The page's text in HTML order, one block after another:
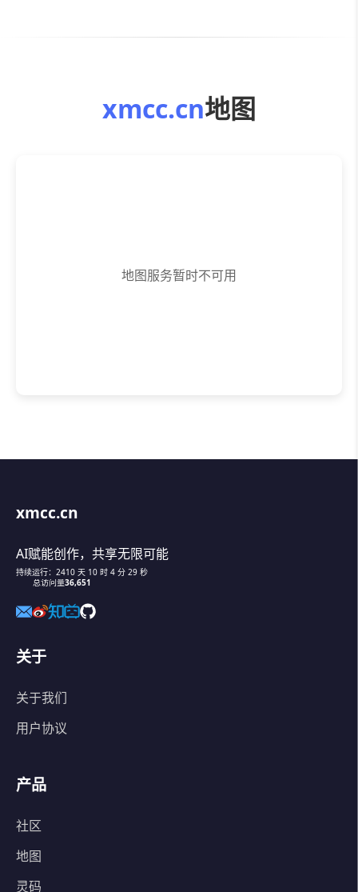
xmcc.cn地图
地图服务暂时不可用
xmcc.cn
AI赋能创作，共享无限可能
持续运行： 2410 天 10 时 4 分 29 秒
36,651
总访问量
关于
关于我们
用户协议
产品
社区
地图
灵码